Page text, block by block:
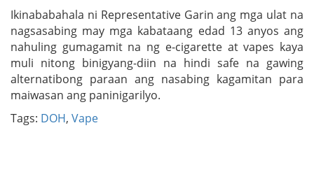
Ikinababahala ni Representative Garin ang mga ulat na
nagsasabing may mga kabataang edad 13 anyos ang
nahuling gumagamit na ng e-cigarette at vapes kaya
muli nitong binigyang-diin na hindi safe na gawing
alternatibong paraan ang nasabing kagamitan para
maiwasan ang paninigarilyo.
Tags: DOH, Vape